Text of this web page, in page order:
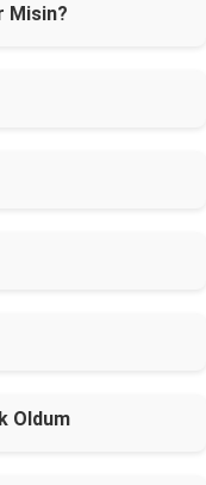
Misin?
Oldum